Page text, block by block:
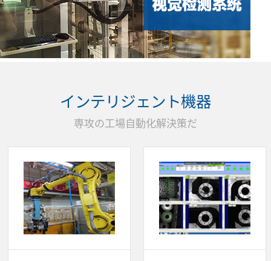
インテリジェント機器
専攻の工場自動化解決策だ